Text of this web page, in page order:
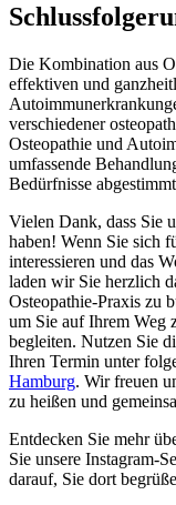
Die Kombination aus
effektiven und
verschiedener
Osteopathie und
umfassende
Bedürfnisse
Vielen Dank, dass Sie
haben! Wenn Sie sich
interessieren und das
laden wir Sie herzlich
Osteopathie-Praxis zu
um Sie auf Ihrem Weg
begleiten. Nutzen Sie
Ihren Termin unter
Hamburg. Wir freuen
zu heißen und
Entdecken Sie mehr
Sie unsere Instagram-
darauf, Sie dort